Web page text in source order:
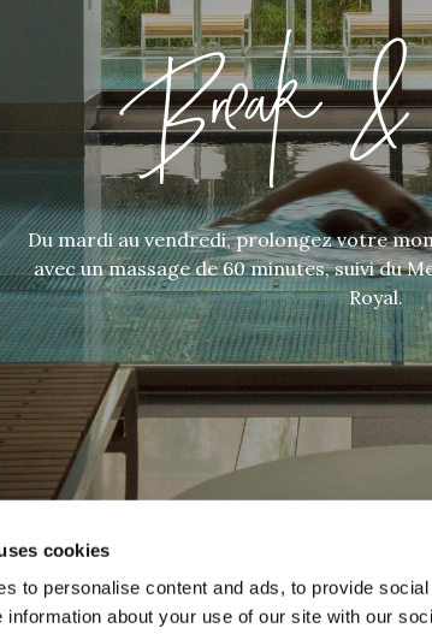
cookies
to personalise content and ads, to provide
information about your use of our site with our
Break
Du mardi au vendredi, prolongez votre
avec un massage de 60 minutes, suivi du
Royal.